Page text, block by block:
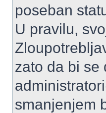
poseban
U pravilu,
zato da bi se
smanjenjem